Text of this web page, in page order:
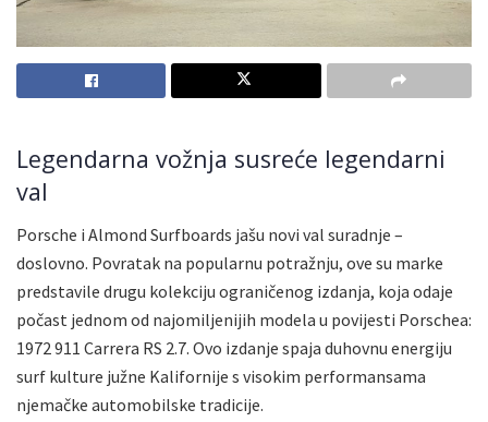
Legendarna vožnja susreće legendarni
val
Porsche i Almond Surfboards jašu novi val suradnje –
doslovno. Povratak na popularnu potražnju, ove su marke
predstavile drugu kolekciju ograničenog izdanja, koja odaje
počast jednom od najomiljenijih modela u povijesti Porschea:
1972 911 Carrera RS 2.7. Ovo izdanje spaja duhovnu energiju
surf kulture južne Kalifornije s visokim performansama
njemačke automobilske tradicije.